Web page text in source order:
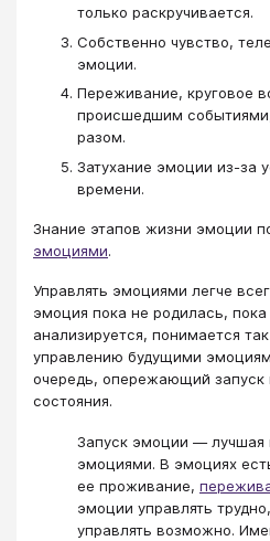
только раскручивается.
Собственно чувство,
эмоции.
Переживание, круговое
происшедшим
разом.
Затухание эмоции из-за
времени.
Знание этапов жизни эмоции
эмоциями.
Управлять эмоциями легче
эмоция пока не родилась, пока
анализируется, понимается
управлению будущими
очередь, опережающий запуск
состояния.
Запуск эмоции — лучшая
эмоциями. В эмоциях
ее проживание,
эмоции управлять
управлять возможно.